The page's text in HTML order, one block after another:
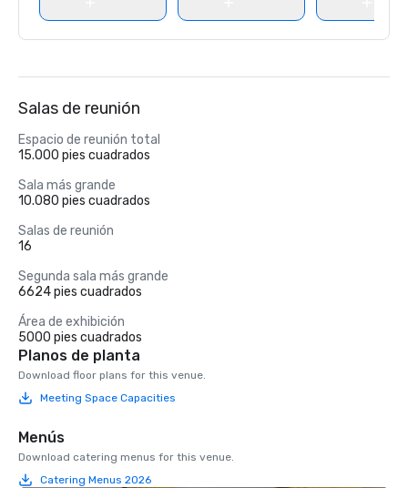
Salas de reunión
Espacio de reunión total
15.000 pies cuadrados
Sala más grande
10.080 pies cuadrados
Salas de reunión
16
Segunda sala más grande
6624 pies cuadrados
Área de exhibición
5000 pies cuadrados
Planos de planta
Download floor plans for this venue.
Meeting Space Capacities
Menús
Download catering menus for this venue.
Catering Menus 2026